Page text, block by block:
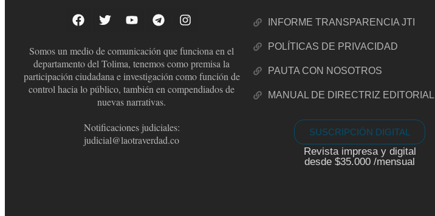
Somos un medio de comunicación que funciona en el
departamento del Tolima, tenemos como premisa la
participación ciudadana e investigación como función de
control hacia lo público, también en compendiados de
nuevas narrativas.
Notificaciones judiciales:
judicial@laotraverdad.co
INFORME TRANSPARENCIA JTI
POLÍTICAS DE PRIVACIDAD
PAUTA CON NOSOTROS
MANUAL DE DIRECTRIZ EDITORIAL
SUSCRIPCIÓN DIGITAL
Revista impresa y digital
desde $35.000 /mensual